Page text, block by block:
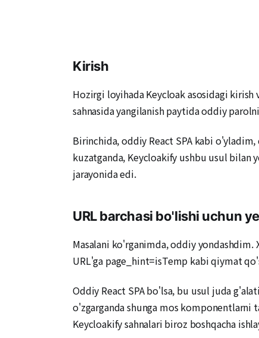
Kirish
Hozirgi loyihada Keycloak asosidagi
sahnasida yangilanish paytida oddiy
Birinchida, oddiy React SPA kabi
kuzatganda, Keycloakify ushbu usul bilan
jarayonida edi.
URL barchasi bo'lishi uchun
Masalani ko'rganimda, oddiy
URL'ga page_hint=isTemp kabi qiymat
Oddiy React SPA bo'lsa, bu usul juda
o'zgarganda shunga mos
Keycloakify sahnalari biroz boshqacha